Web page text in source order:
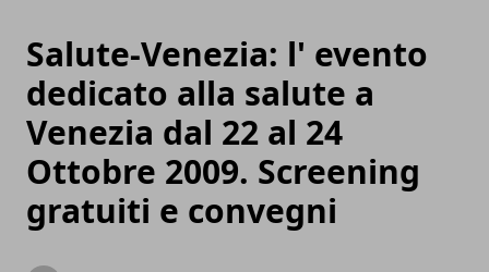
Salute-Venezia: l' evento
dedicato alla salute a
Venezia dal 22 al 24
Ottobre 2009. Screening
gratuiti e convegni